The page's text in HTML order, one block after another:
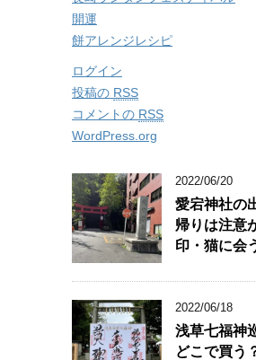
開運
餅アレンジレシピ
ログイン
投稿の RSS
コメントの RSS
WordPress.org
2022/06/20
愛宕神社の
帰りは注意
印・猫に会
2022/06/18
浅草七福神
どこで買